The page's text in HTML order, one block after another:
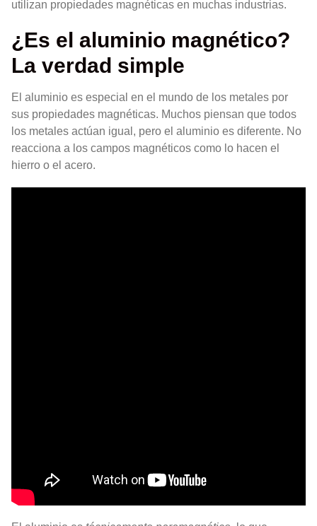
utilizan propiedades magnéticas en muchas industrias.
¿Es el aluminio magnético?
La verdad simple
El aluminio es especial en el mundo de los metales por
sus propiedades magnéticas. Muchos piensan que todos
los metales actúan igual, pero el aluminio es diferente. No
reacciona a los campos magnéticos como lo hacen el
hierro o el acero.